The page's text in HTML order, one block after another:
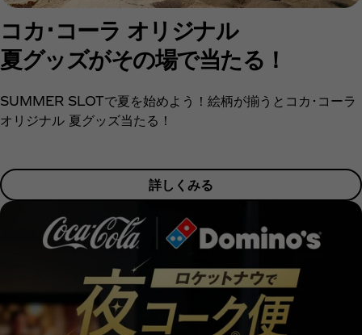
コカ･コーラ オリジナル
夏グッズがその場で当たる！
SUMMER SLOTで夏を始めよう！絵柄が揃うとコカ･コーラ
オリジナル 夏グッズ当たる！
詳しくみる